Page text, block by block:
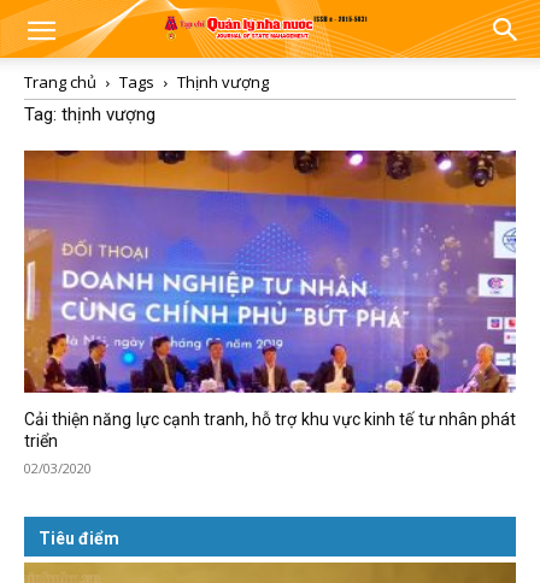
Trang chủ Tags
Thịnh vượng
Tag: thịnh vượng
Cải thiện năng lực cạnh tranh, hỗ trợ khu vực kinh tế tư nhân phát
triển
02/03/2020
Tiêu điểm